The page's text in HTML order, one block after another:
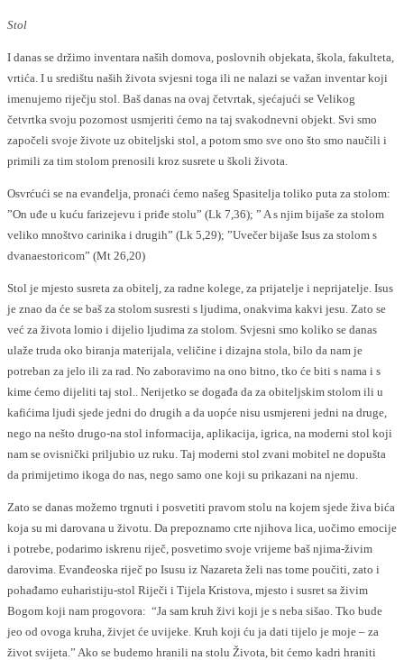
Stol
I danas se držimo inventara naših domova, poslovnih objekata, škola, fakulteta,
vrtića. I u središtu naših života svjesni toga ili ne nalazi se važan inventar koji
imenujemo riječju stol. Baš danas na ovaj četvrtak, sjećajući se Velikog
četvrtka svoju pozornost usmjeriti ćemo na taj svakodnevni objekt. Svi smo
započeli svoje živote uz obiteljski stol, a potom smo sve ono što smo naučili i
primili za tim stolom prenosili kroz susrete u školi života.
Osvrćući se na evanđelja, pronaći ćemo našeg Spasitelja toliko puta za stolom:
”On uđe u kuću farizejevu i priđe stolu” (Lk 7,36); ” A s njim bijaše za stolom
veliko mnoštvo carinika i drugih” (Lk 5,29); ”Uvečer bijaše Isus za stolom s
dvanaestoricom” (Mt 26,20)
Stol je mjesto susreta za obitelj, za radne kolege, za prijatelje i neprijatelje. Isus
je znao da će se baš za stolom susresti s ljudima, onakvima kakvi jesu. Zato se
već za života lomio i dijelio ljudima za stolom. Svjesni smo koliko se danas
ulaže truda oko biranja materijala, veličine i dizajna stola, bilo da nam je
potreban za jelo ili za rad. No zaboravimo na ono bitno, tko će biti s nama i s
kime ćemo dijeliti taj stol.. Nerijetko se događa da za obiteljskim stolom ili u
kafićima ljudi sjede jedni do drugih a da uopće nisu usmjereni jedni na druge,
nego na nešto drugo-na stol informacija, aplikacija, igrica, na moderni stol koji
nam se ovisnički priljubio uz ruku. Taj moderni stol zvani mobitel ne dopušta
da primijetimo ikoga do nas, nego samo one koji su prikazani na njemu.
Zato se danas možemo trgnuti i posvetiti pravom stolu na kojem sjede živa bića
koja su mi darovana u životu. Da prepoznamo crte njihova lica, uočimo emocije
i potrebe, podarimo iskrenu riječ, posvetimo svoje vrijeme baš njima-živim
darovima. Evanđeoska riječ po Isusu iz Nazareta želi nas tome poučiti, zato i
pohađamo euharistiju-stol Riječi i Tijela Kristova, mjesto i susret sa živim
Bogom koji nam progovora: “Ja sam kruh živi koji je s neba sišao. Tko bude
jeo od ovoga kruha, živjet će uvijeke. Kruh koji ću ja dati tijelo je moje – za
život svijeta.” Ako se budemo hranili na stolu Života, bit ćemo kadri hraniti